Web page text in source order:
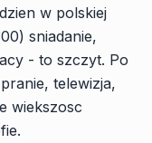
w polskiej
sniadanie,
- to szczyt. Po
telewizja,
wiekszosc